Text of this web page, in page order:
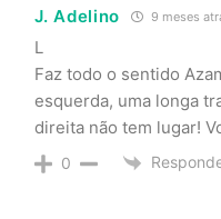
J. Adelino 9 meses
L
Faz todo o sentido
esquerda, uma longa
direita não tem lugar!
0